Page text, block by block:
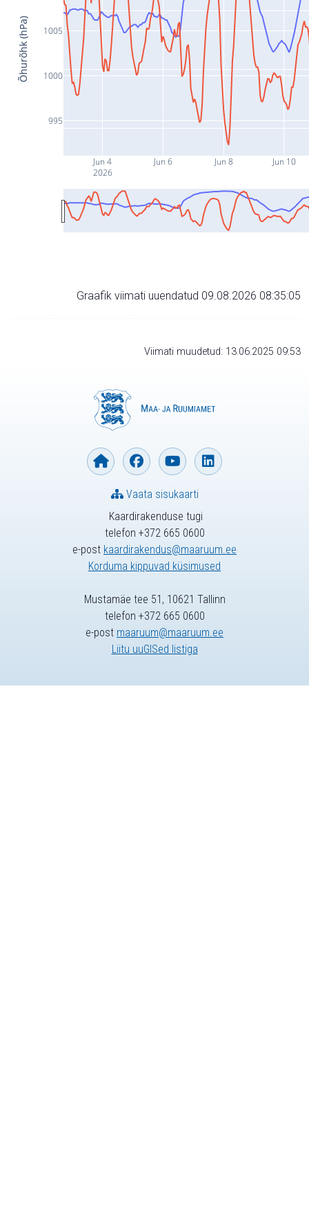
Jun 4
2026
Jun 6 Jun 8 Jun 10
995
1000
1005
Õhurõhk (hPa)
Graafik viimati uuendatud 09.08.2026 08:35:05
Viimati muudetud: 13.06.2025 09:53
Kaardirakenduse tugi
telefon +372 665 0600
e-post kaardirakendus@maaruum.ee
Korduma kippuvad küsimused
Vaata sisukaarti
Mustamäe tee 51, 10621 Tallinn
telefon +372 665 0600
e-post maaruum@maaruum.ee
Liitu uuGISed listiga